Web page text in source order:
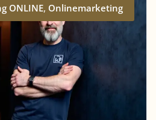
ONLINE, Onlinemarketing